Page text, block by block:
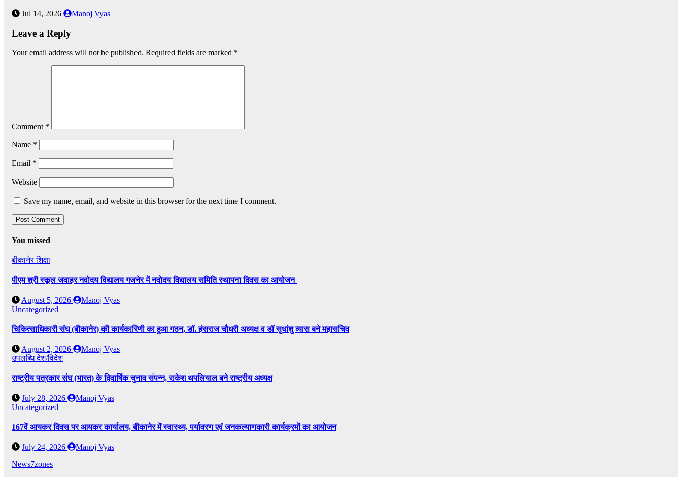
Jul 14, 2026 Manoj Vyas
Leave a Reply
Your email address will not be published. Required fields are marked *
Comment *
Name *
Email *
Website
Save my name, email, and website in this browser for the next time I comment.
You missed
बीकानेरशिक्षा
पीएम श्री स्कूल जवाहर नवोदय विद्यालय गजनेर में नवोदय विद्यालय समिति स्थापना दिवस का आयोजन
August 5, 2026
Manoj Vyas
Uncategorized
चिकित्साधिकारी संघ (बीकानेर) की कार्यकारिणी का हुआ गठन, डॉ. हंसराज चौधरी अध्यक्ष व डॉ सुधांशु व्यास बने महासचिव
August 2, 2026
Manoj Vyas
उपलब्धिदेश/विदेश
राष्ट्रीय पत्रकार संघ (भारत) के द्विवार्षिक चुनाव संपन्न, राकेश थपलियाल बने राष्ट्रीय अध्यक्ष
July 28, 2026
Manoj Vyas
Uncategorized
167वें आयकर दिवस पर आयकर कार्यालय, बीकानेर में स्वास्थ्य, पर्यावरण एवं जनकल्याणकारी कार्यक्रमों का आयोजन
July 24, 2026
Manoj Vyas
News7zones